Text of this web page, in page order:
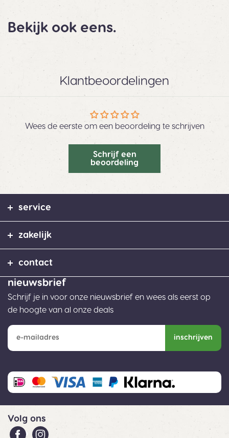
Bekijk ook eens.
Klantbeoordelingen
Wees de eerste om een beoordeling te schrijven
Schrijf een
beoordeling
nieuwsbrief
Schrijf je in voor onze nieuwsbrief en wees als eerst op
de hoogte van al onze deals
inschrijven
service
zakelijk
contact
Volg ons